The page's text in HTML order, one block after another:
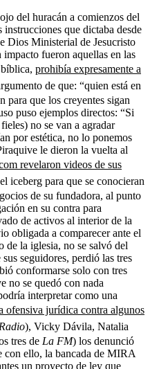
del huracán a comienzos del
que dictaba desde
Dios Ministerial de Jesucristo
fueron aquellas en las
prohibía expresamente a
de que: “quien está en
para que los creyentes sigan
puso ejemplos directos: “Si
no se van a agradar
por estética, no lo ponemos
le dieron la vuelta al
revelaron videos de sus
iceberg para que se conocieran
de su fundadora, al punto
en su contra para
de activos al interior de la
obligada a comparecer ante el
la iglesia, no se salvó del
seguidores, perdió las tres
conformarse solo con tres
no se quedó con nada
interpretar como una
ofensiva jurídica contra algunos
), Vicky Dávila, Natalia
tres de La FM) los denunció
ello, la bancada de MIRA
un proyecto de ley que